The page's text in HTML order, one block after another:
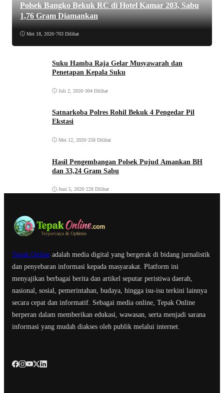
Polsek Bangko Bekuk RC di Hotel Kamar 203, Sabu
1,76 Gram Diamankan
Mei 18, 2026•703 Dilihat
Suku Hamba Raja Gelar Musyawarah dan
Penetapan Kepala Suku
Juli 2, 2026•304 Dilihat
Satnarkoba Polres Rohil Bekuk 4 Pengedar Pil
Ekstasi
Mei 12, 2026•258 Dilihat
Hasil Pengembangan Polsek Pujud Amankan BH
dan 33,24 Gram Sabu
Juni 5, 2026•228 Dilihat
Tepak Online adalah media digital yang bergerak di bidang jurnalistik
dan penyebaran informasi kepada masyarakat. Platform ini
menyajikan berbagai berita dan artikel seputar peristiwa daerah,
nasional, sosial, pemerintahan, budaya, hingga isu-isu terkini lainnya
secara cepat dan informatif. Sebagai media online, Tepak Online
berperan dalam memberikan edukasi, wawasan, serta menjadi sarana
informasi yang mudah diakses oleh publik melalui internet.